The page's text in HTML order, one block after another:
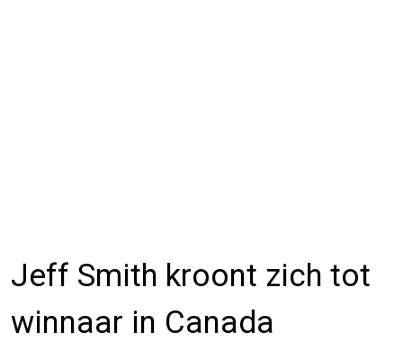
Jeff Smith kroont zich tot
winnaar in Canada